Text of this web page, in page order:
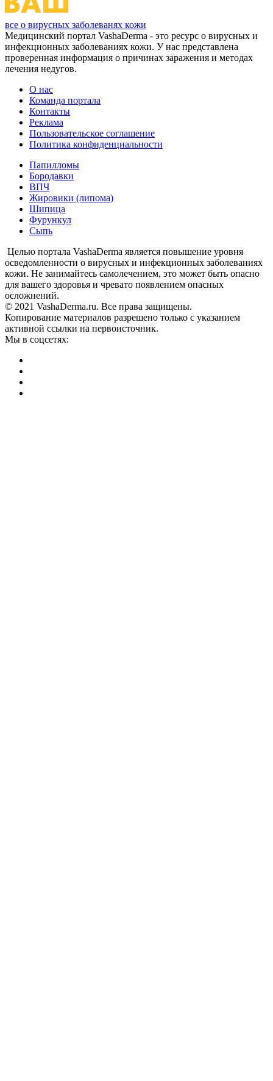
все о вирусных заболеванях кожи
Медицинский портал VashaDerma - это ресурс о вирусных и
инфекционных заболеваниях кожи. У нас представлена
проверенная информация о причинах заражения и методах
лечения недугов.
О нас
Команда портала
Контакты
Реклама
Пользовательское соглашение
Политика конфиденциальности
Папилломы
Бородавки
ВПЧ
Жировики (липома)
Шипица
Фурункул
Сыпь
Целью портала VashaDerma является повышение уровня
осведомленности о вирусных и инфекционных заболеваниях
кожи. Не занимайтесь самолечением, это может быть опасно
для вашего здоровья и чревато появлением опасных
осложнений.
© 2021 VashaDerma.ru. Все права защищены.
Копирование материалов разрешено только с указанием
активной ссылки на первоисточник.
Мы в соцсетях: